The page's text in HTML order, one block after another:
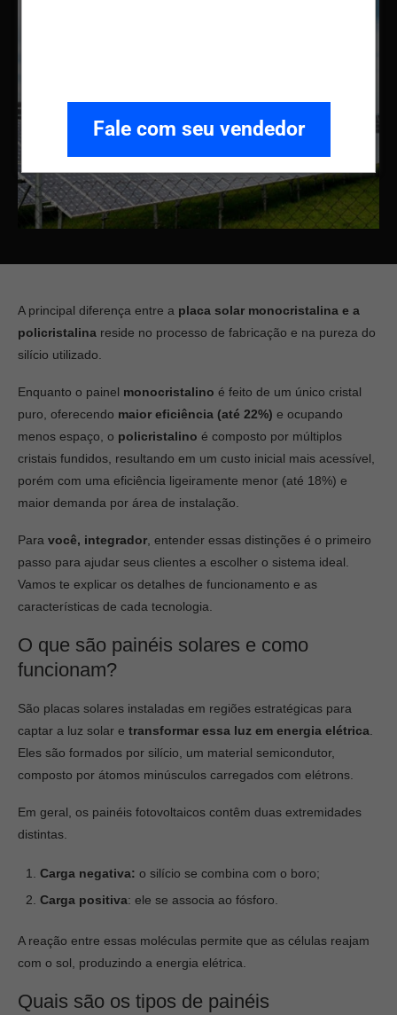
Fale com seu vendedor
A principal diferença entre a placa solar monocristalina e a
policristalina reside no processo de fabricação e na pureza do
silício utilizado.
Enquanto o painel monocristalino é feito de um único cristal
puro, oferecendo maior eficiência (até 22%) e ocupando
menos espaço, o policristalino é composto por múltiplos
cristais fundidos, resultando em um custo inicial mais acessível,
porém com uma eficiência ligeiramente menor (até 18%) e
maior demanda por área de instalação.
Para você, integrador , entender essas distinções é o primeiro
passo para ajudar seus clientes a escolher o sistema ideal.
Vamos te explicar os detalhes de funcionamento e as
características de cada tecnologia.
O que são painéis solares e como
funcionam?
São placas solares instaladas em regiões estratégicas para
captar a luz solar e transformar essa luz em energia elétrica
Eles são formados por silício, um material semicondutor,
composto por átomos minúsculos carregados com elétrons.
Em geral, os painéis fotovoltaicos contêm duas extremidades
distintas.
Carga negativa: o silício se combina com o boro;
Carga positiva: ele se associa ao fósforo.
A reação entre essas moléculas permite que as células reajam
com o sol, produzindo a energia elétrica.
Quais são os tipos de painéis